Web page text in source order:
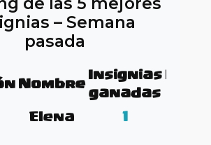
– Semana
pasada
Nombre
Insignias
ganadas
Elena 1